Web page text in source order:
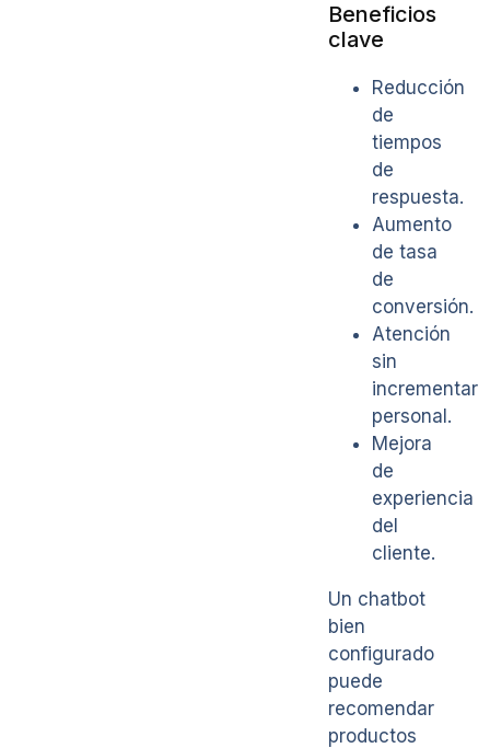
Beneficios
clave
Reducción
de
tiempos
de
respuesta.
Aumento
de tasa
de
conversión.
Atención
sin
incrementar
personal.
Mejora
de
experiencia
del
cliente.
Un chatbot
bien
configurado
puede
recomendar
productos